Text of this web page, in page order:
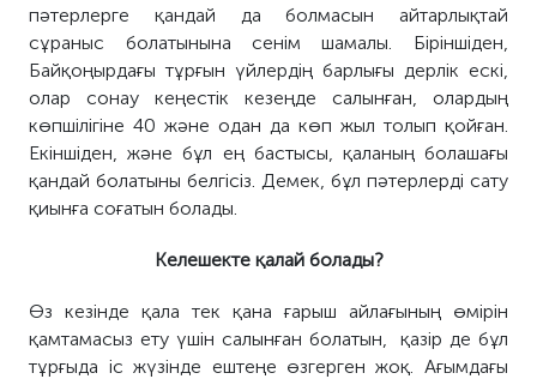
пәтерлерге қандай да болмасын айтарлықтай
сұраныс болатынына сенім шамалы. Біріншіден,
Байқоңырдағы тұрғын үйлердің барлығы дерлік ескі,
олар сонау кеңестік кезеңде салынған, олардың
көпшілігіне 40 және одан да көп жыл толып қойған.
Екіншіден, және бұл ең бастысы, қаланың болашағы
қандай болатыны белгісіз. Демек, бұл пәтерлерді сату
қиынға соғатын болады.
Келешекте қалай болады?
Өз кезінде қала тек қана ғарыш айлағының өмірін
қамтамасыз ету үшін салынған болатын, қазір де бұл
тұрғыда іс жүзінде ештеңе өзгерген жоқ. Ағымдағы